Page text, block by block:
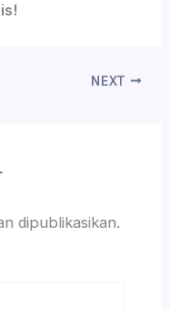
NEXT
dipublikasikan.